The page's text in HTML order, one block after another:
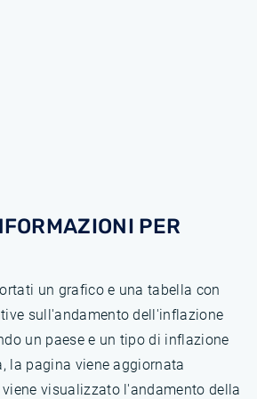
PER
un grafico e una tabella con
sull'andamento dell'inflazione
un paese e un tipo di inflazione
la pagina viene aggiornata
visualizzato l'andamento della